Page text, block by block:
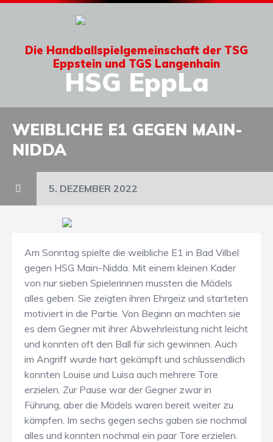
Die Handballspielgemeinschaft der TSG
Eppstein und TGS Langenhain
HSG EppLa
WEIBLICHE E1 GEGEN MAIN-
NIDDA
5. DEZEMBER 2022
Am Sonntag spielte die weibliche E1 in Bad Vilbel
gegen HSG Main-Nidda. Mit einem kleinen Kader
von nur sieben Spielerinnen mussten die Mädels
alles geben. Sie zeigten ihren Ehrgeiz und starteten
motiviert in die Partie. Von Beginn an machten sie
es dem Gegner mit ihrer Abwehrleistung nicht leicht
und konnten oft den Ball für sich gewinnen. Auch
im Angriff wurde hart gekämpft und schlussendlich
konnten Louise und Luisa auch mehrere Tore
erzielen. Zur Pause war der Gegner zwar in
Führung, aber die Mädels waren bereit weiter zu
kämpfen. Im sechs gegen sechs gaben sie nochmal
alles und konnten nochmal ein paar Tore erzielen.